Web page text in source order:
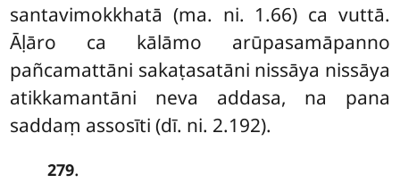
santavimokkhatā (ma. ni. 1.66) ca vuttā.
Āḷāro ca kālāmo arūpasamāpanno
pañcamattāni sakaṭasatāni nissāya nissāya
atikkamantāni neva addasa, na pana
saddaṃ assosīti (dī. ni. 2.192).
279.